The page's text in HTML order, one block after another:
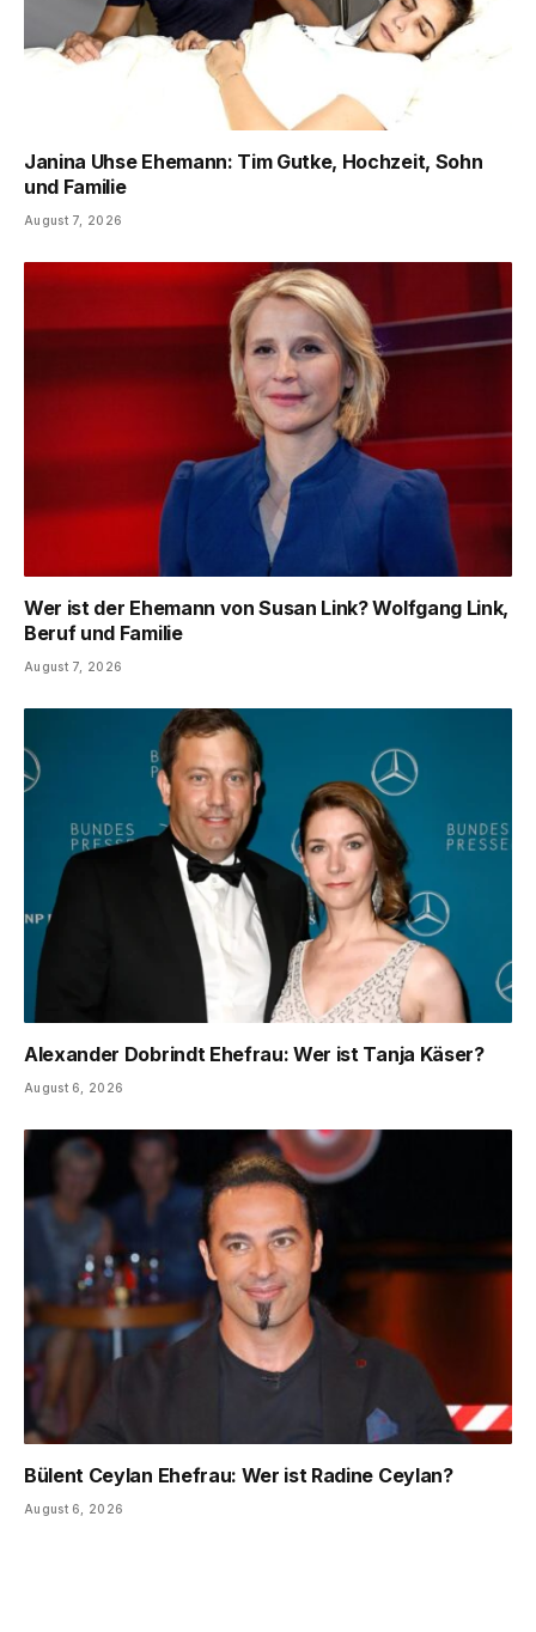
Janina Uhse Ehemann: Tim Gutke, Hochzeit, Sohn
und Familie
August 7, 2026
Wer ist der Ehemann von Susan Link? Wolfgang Link,
Beruf und Familie
August 7, 2026
Alexander Dobrindt Ehefrau: Wer ist Tanja Käser?
August 6, 2026
Bülent Ceylan Ehefrau: Wer ist Radine Ceylan?
August 6, 2026